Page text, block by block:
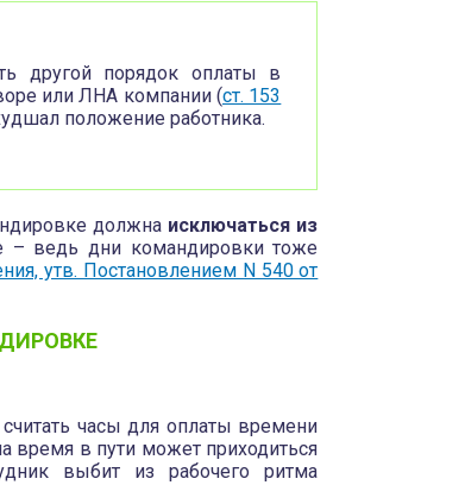
другой порядок оплаты в
или ЛНА компании (ст. 153
положение работника.
должна исключаться из
– ведь дни командировки тоже
утв. Постановлением N 540 от
считать часы для оплаты времени
время в пути может приходиться
выбит из рабочего ритма